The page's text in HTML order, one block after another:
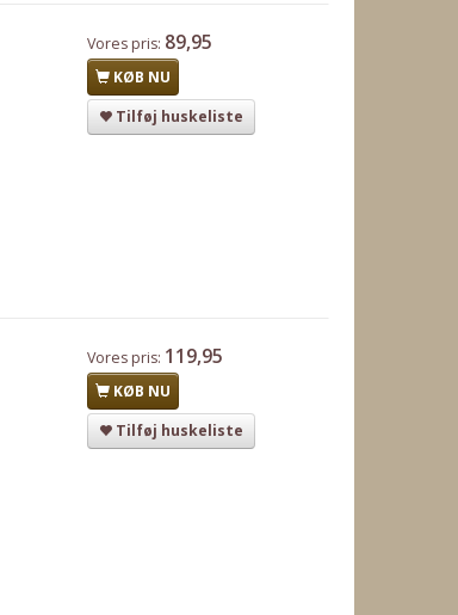
Vores pris: 89,95
KØB NU
Tilføj huskeliste
Vores pris: 119,95
KØB NU
Tilføj huskeliste